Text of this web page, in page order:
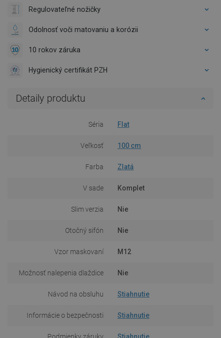
Regulovateľné nožičky
Odolnosť voči matovaniu a korózii
10 rokov záruka
Hygienický certifikát PZH
Detaily produktu
Séria Flat
Veľkosť 100 cm
Farba Zlatá
V sade Komplet
Slim verzia Nie
Otočný sifón Nie
Vzor maskovaní M12
Možnosť nalepenia dlaždice Nie
Návod na obsluhu Stiahnutie
Informácie o bezpečnosti Stiahnutie
Podmienky záruky Stiahnutie